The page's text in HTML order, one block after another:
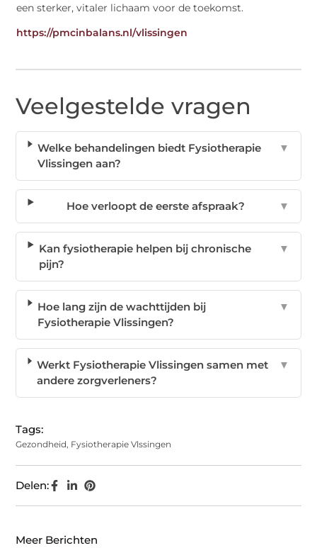
een sterker, vitaler lichaam voor de toekomst.
https://pmcinbalans.nl/vlissingen
Veelgestelde vragen
Welke behandelingen biedt Fysiotherapie
Vlissingen aan?
▼
Hoe verloopt de eerste afspraak? ▼
Kan fysiotherapie helpen bij chronische
pijn?
▼
Hoe lang zijn de wachttijden bij
Fysiotherapie Vlissingen?
▼
Werkt Fysiotherapie Vlissingen samen met
andere zorgverleners?
▼
Tags:
Gezondheid, Fysiotherapie Vlssingen
Delen:
Meer Berichten